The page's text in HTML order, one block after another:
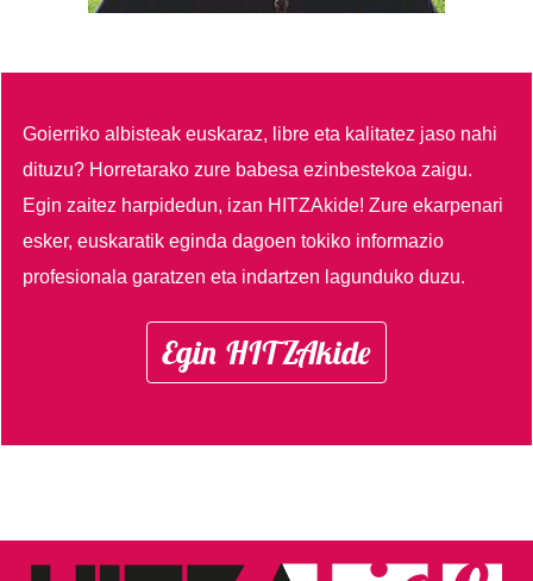
Goierriko albisteak euskaraz, libre eta kalitatez jaso nahi
dituzu? Horretarako zure babesa ezinbestekoa zaigu.
Egin zaitez harpidedun, izan HITZAkide!Zure ekarpenari
esker, euskaratik eginda dagoen tokiko informazio
profesionala garatzen eta indartzen lagunduko duzu.
Egin HITZAkide